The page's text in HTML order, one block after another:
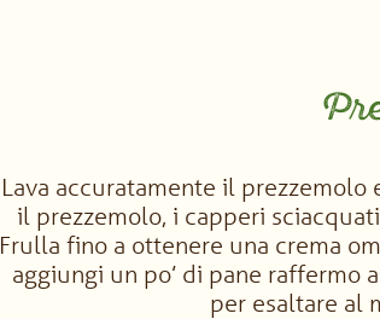
Lava accuratamente il prezzemolo
il prezzemolo, i capperi
Frulla fino a ottenere una crema
aggiungi un po’ di pane raffermo
per esaltare al